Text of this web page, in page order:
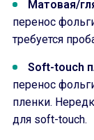
Матовая/
перенос
требуется
Soft-touch
перенос
пленки.
для soft-touch.